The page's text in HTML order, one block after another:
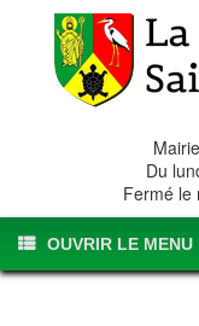
Du
Fermé le
OUVRIR LE MENU